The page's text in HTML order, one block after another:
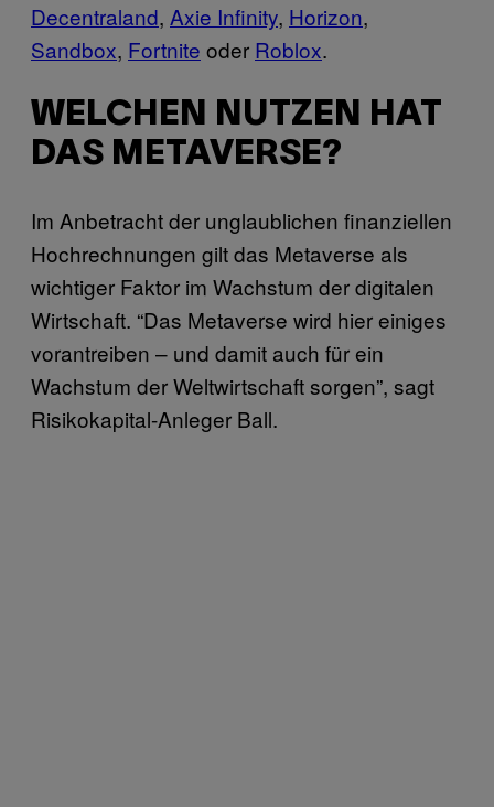
Decentraland, Axie Infinity, Horizon,
Sandbox, Fortnite oder Roblox.
WELCHEN NUTZEN HAT
DAS METAVERSE?
Im Anbetracht der unglaublichen finanziellen
Hochrechnungen gilt das Metaverse als
wichtiger Faktor im Wachstum der digitalen
Wirtschaft. “Das Metaverse wird hier einiges
vorantreiben – und damit auch für ein
Wachstum der Weltwirtschaft sorgen”, sagt
Risikokapital-Anleger Ball.